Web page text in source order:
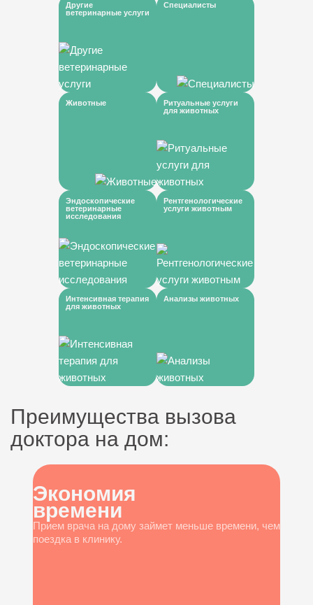
Другие
ветеринарные услуги
Специалисты
Животные
Ритуальные услуги
для животных
Эндоскопические
ветеринарные
исследования
Рентгенологические
услуги животным
Интенсивная терапия
для животных
Анализы животных
Преимущества вызова
доктора на дом:
Экономия
времени
Прием врача на дому займет меньше времени, чем
поездка в клинику.